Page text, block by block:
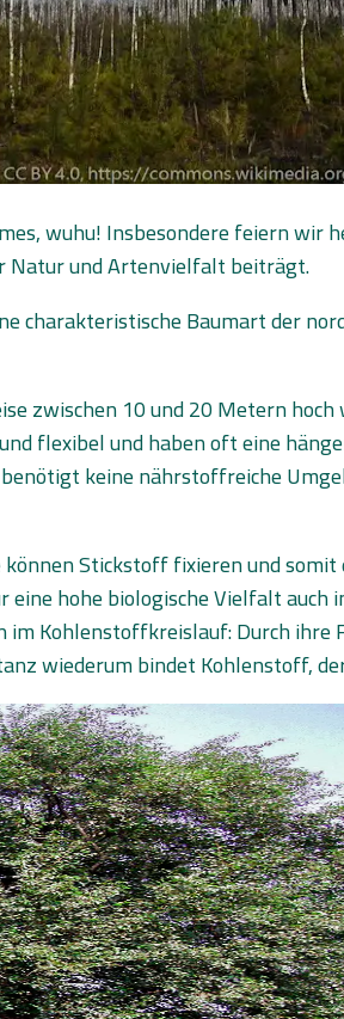
wuhu! Insbesondere feiern wir
Natur und Artenvielfalt beiträgt.
charakteristische Baumart der
zwischen 10 und 20 Metern
flexibel und haben oft eine
keine nährstoffreiche
Stickstoff fixieren und
hohe biologische Vielfalt
Kohlenstoffkreislauf: Durch
wiederum bindet Kohlenstoff,